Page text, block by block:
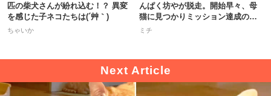
匹の柴犬さんが紛れ込む！？ 異変
を感じた子ネコたちは(´艸｀)
ちゃいか
んぱく坊やが脱走。開始早々、母
猫に見つかりミッション達成の危
機！
ミチ
いぬ部をフォロー
ねこ部をフォロー